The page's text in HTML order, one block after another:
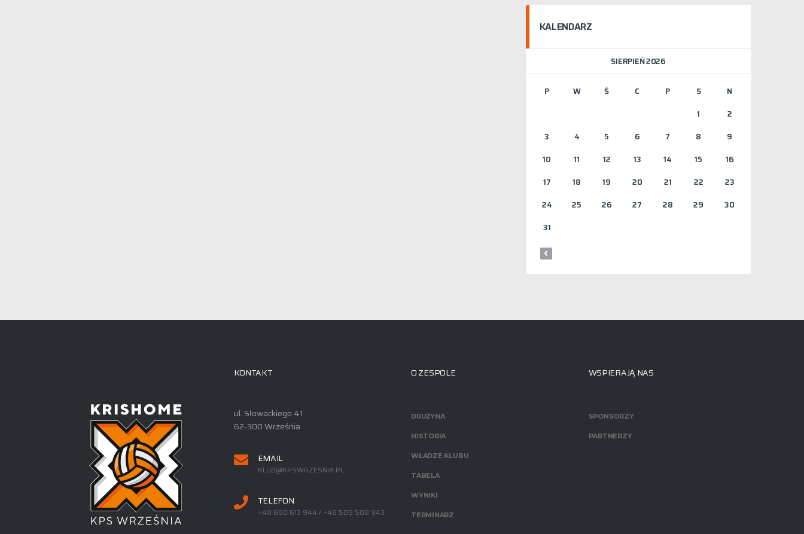
KALENDARZ
SIERPIEŃ 2026
P W Ś C P S
N
1
2
3
4 5 6 7 8
9
10
11 12 13 14 15
16
17
18 19 20 21 22
23
24
25 26 27 28 29
30
31
KONTAKT
ul. Słowackiego 41
62-300 Września
EMAIL
KLUB@KPSWRZESNIA.PL
TELEFON
+48 660 613 944 / +48 509 508 943
O ZESPOLE
DRUŻYNA
HISTORIA
WŁADZE KLUBU
TABELA
WYNIKI
TERMINARZ
WSPIERAJĄ NAS
SPONSORZY
PARTNERZY